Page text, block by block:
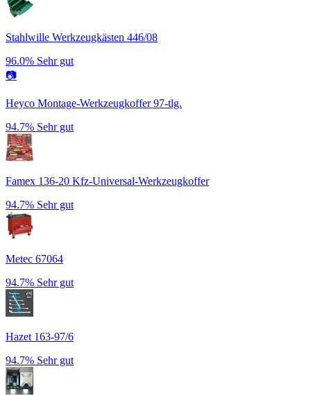
Stahlwille Werkzeugkästen 446/08
96.0% Sehr gut
📷
Heyco Montage-Werkzeugkoffer 97-tlg.
94.7% Sehr gut
Famex 136-20 Kfz-Universal-Werkzeugkoffer
94.7% Sehr gut
Metec 67064
94.7% Sehr gut
Hazet 163-97/6
94.7% Sehr gut